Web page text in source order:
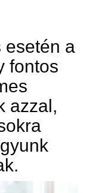
esetén a
fontos
azzal,